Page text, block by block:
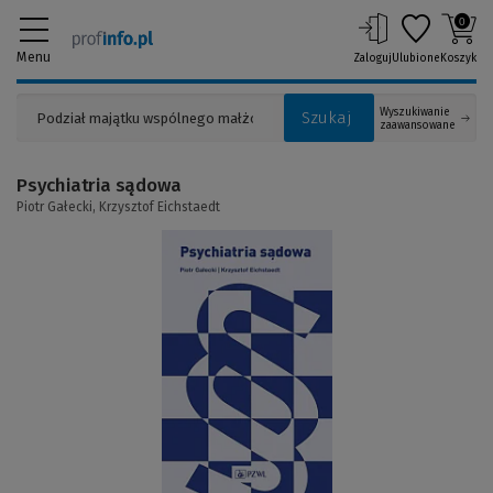
Menu
Szukaj
Wyszukiwanie
zaawansowane
ZalogujUlubione
0
Koszyk
Psychiatria sądowa
Piotr Gałecki, Krzysztof Eichstaedt